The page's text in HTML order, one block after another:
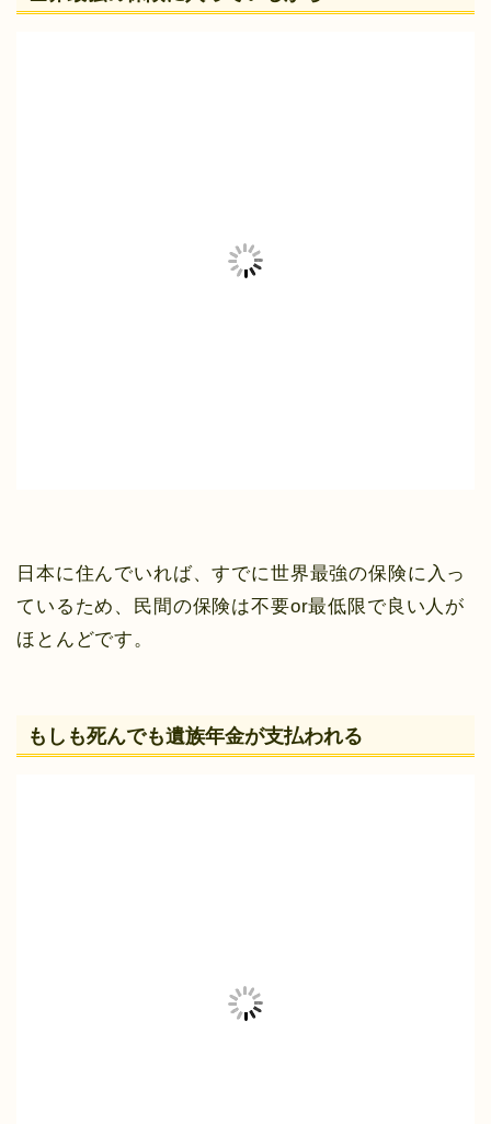
日本に住んでいれば、すでに世界最強の保険に入っ
ているため、民間の保険は不要or最低限で良い人が
ほとんどです。
もしも死んでも遺族年金が支払われる